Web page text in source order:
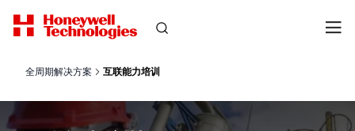
全周期解决方案 互联能力培训